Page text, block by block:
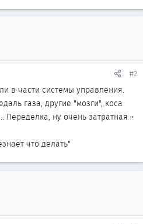
#2
в части системы управления.
газа, другие "мозги", коса
Переделка, ну очень затратная +
что делать"